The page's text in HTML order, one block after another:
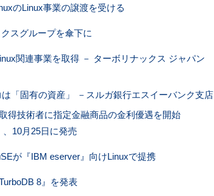
のLinux事業の譲渡を受ける
スグループを傘下に
関連事業を取得 － ターボリナックス ジャパン
「固有の資産」 －スルガ銀行エスイーバンク支店
得技術者に指定金融商品の金利優遇を開始
、10月25日に発売
が『IBM eserver』向けLinuxで提携
8』を発表